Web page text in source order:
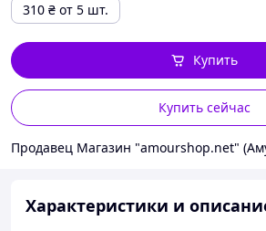
310 ₴ от 5 шт.
Купить сейчас
Купить
Продавец Магазин "amourshop.net"
Характеристики и